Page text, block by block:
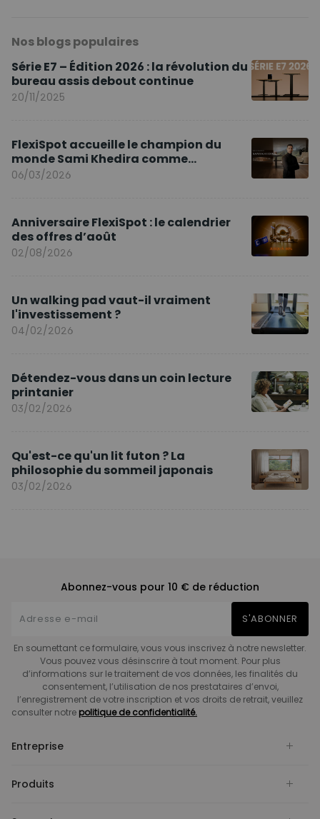
Nos blogs populaires
Série E7 – Édition 2026 : la révolution du
bureau assis debout continue
20/11/2025
FlexiSpot accueille le champion du
monde Sami Khedira comme
ambassadeur de la marque en Europe
06/03/2026
Anniversaire FlexiSpot : le calendrier
des offres d’août
02/08/2026
Un walking pad vaut-il vraiment
l'investissement ?
04/02/2026
Détendez-vous dans un coin lecture
printanier
03/02/2026
Qu'est-ce qu'un lit futon ? La
philosophie du sommeil japonais
03/02/2026
Abonnez-vous pour 10 € de réduction
S'ABONNER
En soumettant ce formulaire, vous vous inscrivez à notre newsletter.
Vous pouvez vous désinscrire à tout moment. Pour plus
d’informations sur le traitement de vos données, les finalités du
consentement, l’utilisation de nos prestataires d’envoi,
l’enregistrement de votre inscription et vos droits de retrait, veuillez
consulter notre politique de confidentialité.
Entreprise
Produits